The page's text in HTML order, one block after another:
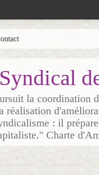
la coordination
réalisation
: il
Charte